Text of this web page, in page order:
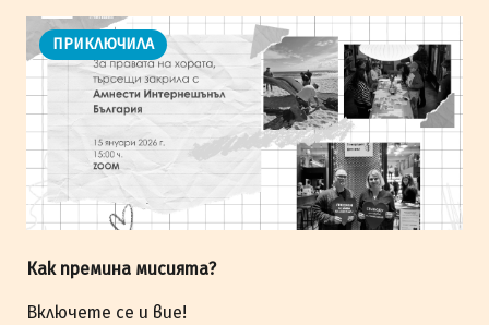
ПРИКЛЮЧИЛА
Как премина мисията?
Включете се и вие!